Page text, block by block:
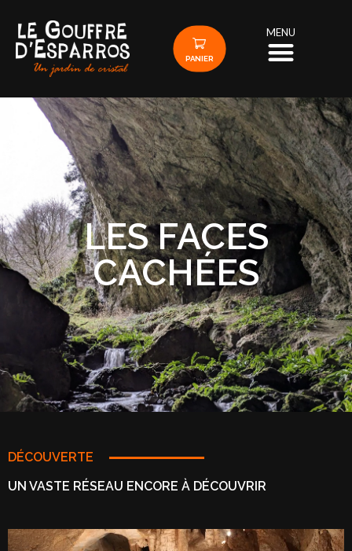
PANIER
MENU
LES FACES
CACHÉES
DÉCOUVERTE
UN VASTE RÉSEAU ENCORE À DÉCOUVRIR